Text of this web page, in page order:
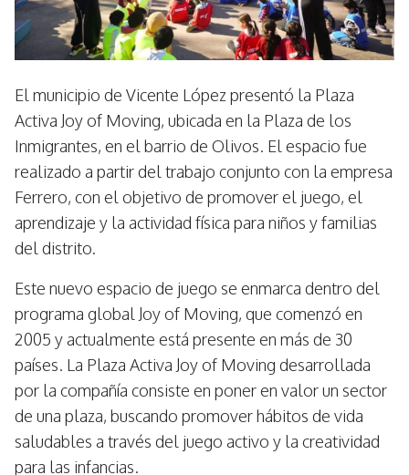
El municipio de Vicente López presentó la Plaza
Activa Joy of Moving, ubicada en la Plaza de los
Inmigrantes, en el barrio de Olivos. El espacio fue
realizado a partir del trabajo conjunto con la empresa
Ferrero, con el objetivo de promover el juego, el
aprendizaje y la actividad física para niños y familias
del distrito.
Este nuevo espacio de juego se enmarca dentro del
programa global Joy of Moving, que comenzó en
2005 y actualmente está presente en más de 30
países. La Plaza Activa Joy of Moving desarrollada
por la compañía consiste en poner en valor un sector
de una plaza, buscando promover hábitos de vida
saludables a través del juego activo y la creatividad
para las infancias.